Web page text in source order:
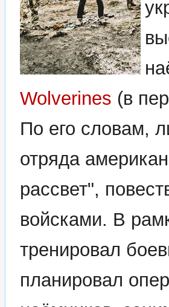
Wolverines (в
По его словам,
отряда
рассвет",
войсками. В
тренировал
планировал